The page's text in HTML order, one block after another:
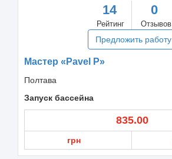
14
Рейтинг
0
Отзывов
Предложить работу
Мастер «Pavel P»
Полтава
Запуск бассейна
835.00
грн